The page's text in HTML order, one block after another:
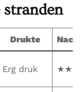
Drukte
Erg druk